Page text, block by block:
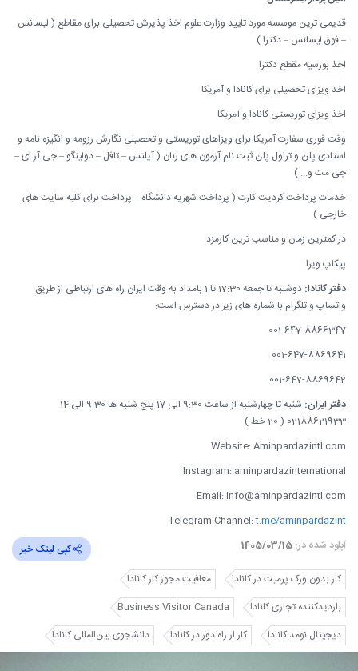
قدیمی ترین موسسه مورد تایید وزارت علوم اخذ پذیرش تحصیلی برای مقاطع ( لیسانس
– فوق لیسانس – دکترا )
اخذ بورسیه مقطع دکترا
اخد ویزای تحصیلی برای کانادا و آمریکا
اخذ ویزای توریستی کانادا و آمریکا
وقت فوری سفارت آمریکا برای ویزاهای توریستی و تحصیلی نگارش رزومه و انگیزه نامه و
استادی پلن و تراول پلن ثبت نام آزمون های زبان ( آیلتس – تافل – دولینگو – جی آر ای –
جی مت و... )
خدمات پرداخت کردیت کارت ( پرداخت شهریه دانشگاه – پرداخت برای کلیه سایت های
خارجی )
در کمترین زمان و مناسب ترین کارمزد
پیکاپ ویزا
دفتر کانادا:
دوشنبه تا جمعه 17:30 تا 1 بامداد به وقت ایران راه های ارتباطی از طریق
واتساپ و تلگرام با شماره های زیر در دسترس است:
001-647-8866347
001-647-8869641
001-647-8869642
دفتر ایران:
شنبه تا چهارشنبه از ساعت 9:30 الی 17 پنج شنبه ها 9:30 الی 14
02188621933 ( 20 خط )
Website: Aminpardazintl.com
Instagram: aminpardazinternational
Email: info@aminpardazintl.com
Telegram Channel:t.me/aminpardazint
آپلود شده در: 1405/03/15
کپی لینک خبر
کار بدون ورک پرمیت در کانادا
معافیت مجوز کار کانادا
بازدیدکننده تجاری کانادا
Business Visitor Canada
دیجیتال نومد کانادا
کار از راه دور در کانادا دانشجوی بین‌المللی کانادا